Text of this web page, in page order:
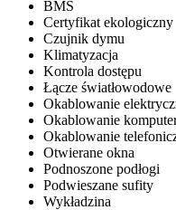
BMS
Certyfikat ekologiczny
Czujnik dymu
Klimatyzacja
Kontrola dostępu
Łącze światłowodowe
Okablowanie
Okablowanie
Okablowanie
Otwierane okna
Podnoszone podłogi
Podwieszane sufity
Wykładzina